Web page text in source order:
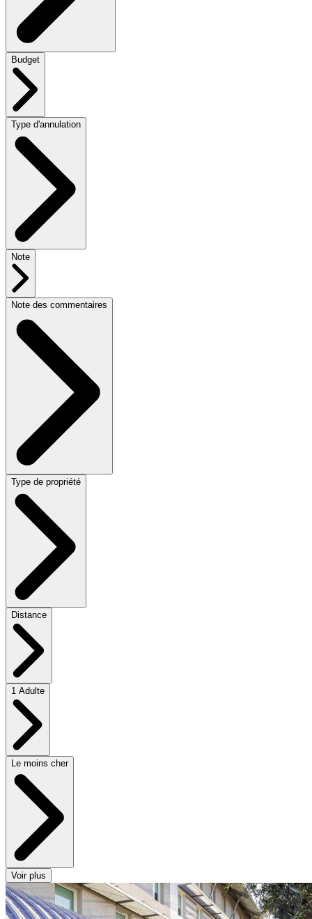
Budget
Type d'annulation
Note
Note des commentaires
Type de propriété
Distance
1 Adulte
Le moins cher
Voir plus